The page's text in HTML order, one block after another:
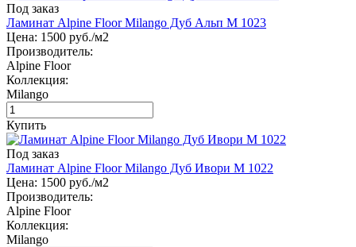
Под заказ
Ламинат Alpine Floor Milango Дуб Альп М 1023
Цена: 1500 руб./м2
Производитель:
Alpine Floor
Коллекция:
Milango
Купить
Под заказ
Ламинат Alpine Floor Milango Дуб Ивори М 1022
Цена: 1500 руб./м2
Производитель:
Alpine Floor
Коллекция:
Milango